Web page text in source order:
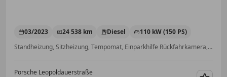
03/2023 24 538 km Diesel
110 kW (150 PS)
Standheizung, Sitzheizung, Tempomat, Einparkhilfe Rückfahrkamera, Scheinwerferreinigung, Spoiler, Abstandstempomat, Einparkhilfe Sensoren vorne
Porsche Leopoldauerstraße